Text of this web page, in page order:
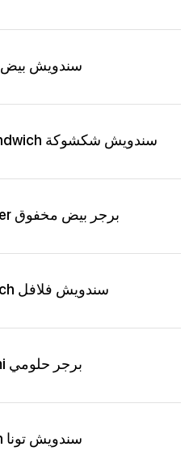
Egg Sandwich سندويش بيض
Shakshuka Sandwich سندويش شكشوكة
Scramble Burger برجر بيض مخفوق
Falafel Sandwich سندويش فلافل
Burger Halloumi برجر حلومي
Tuna Sandwich سندويش تونا